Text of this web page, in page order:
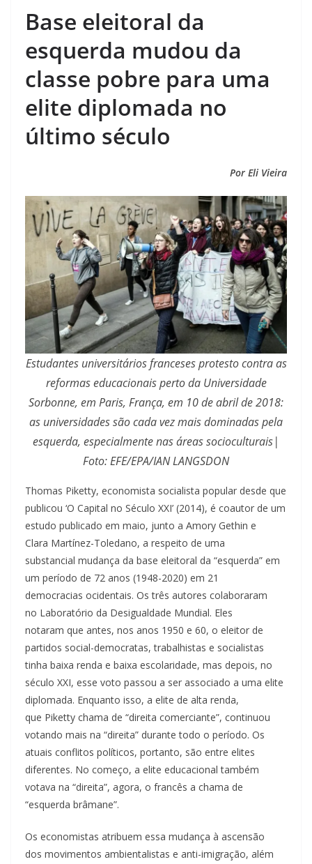
Base eleitoral da
esquerda mudou da
classe pobre para uma
elite diplomada no
último século
Por Eli Vieira
Estudantes universitários franceses protesto contra as
reformas educacionais perto da Universidade
Sorbonne, em Paris, França, em 10 de abril de 2018:
as universidades são cada vez mais dominadas pela
esquerda, especialmente nas áreas socioculturais|
Foto: EFE/EPA/IAN LANGSDON
Thomas Piketty, economista socialista popular desde que
publicou ‘O Capital no Século XXI’ (2014), é coautor de um
estudo publicado em maio, junto a Amory Gethin e
Clara Martínez-Toledano, a respeito de uma
substancial mudança da base eleitoral da “esquerda” em
um período de 72 anos (1948-2020) em 21
democracias ocidentais. Os três autores colaboraram
no Laboratório da Desigualdade Mundial. Eles
notaram que antes, nos anos 1950 e 60, o eleitor de
partidos social-democratas, trabalhistas e socialistas
tinha baixa renda e baixa escolaridade, mas depois, no
século XXI, esse voto passou a ser associado a uma elite
diplomada. Enquanto isso, a elite de alta renda,
que Piketty chama de “direita comerciante”, continuou
votando mais na “direita” durante todo o período. Os
atuais conflitos políticos, portanto, são entre elites
diferentes. No começo, a elite educacional também
votava na “direita”, agora, o francês a chama de
“esquerda brâmane”.
Os economistas atribuem essa mudança à ascensão
dos movimentos ambientalistas e anti-imigração, além